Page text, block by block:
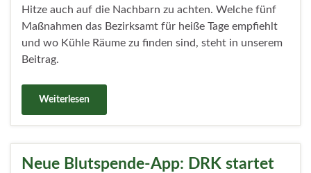
Hitze auch auf die Nachbarn zu achten. Welche fünf
Maßnahmen das Bezirksamt für heiße Tage empfiehlt
und wo Kühle Räume zu finden sind, steht in unserem
Beitrag.
Weiterlesen
Neue Blutspende-App: DRK startet